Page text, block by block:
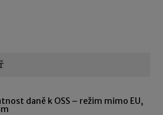
daně k OSS – režim mimo EU,